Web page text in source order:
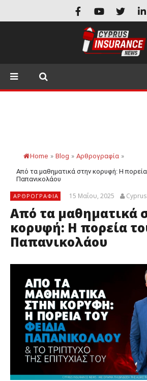
Home » Blog » Αρθρογραφία »
Από τα μαθηματικά στην κορυφή: Η
Παπανικολάου
ΑΡΘΡΟΓΡΑΦΊΑ 15 Μαΐου, 2025
Από τα μαθηματικά
κορυφή: Η πορεία
Παπανικολάου